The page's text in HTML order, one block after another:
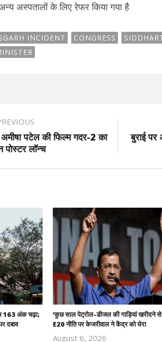
अस्पतालों के लिए रेफर किया गया है
INCIDENT CONGRESS
पटेल की फिल्म गदर-2 का
पोस्टर लॉन्च
बुराई पर
163 अंक चढ़ा;
दबाव
‘कुछ साल पेट्रोल-डीजल की गाड़ियां खरीदने
E20 नीति पर केजरीवाल ने केंद्र को घेरा
August 6, 2026